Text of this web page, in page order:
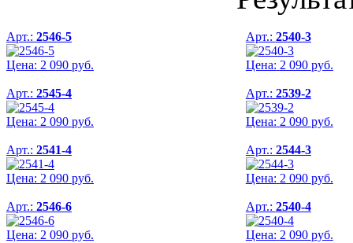
Арт.: 2546-5
Цена: 2 090 руб.
Арт.: 2540-3
Цена: 2 090 руб.
Арт.: 2545-4
Цена: 2 090 руб.
Арт.: 2539-2
Цена: 2 090 руб.
Арт.: 2541-4
Цена: 2 090 руб.
Арт.: 2544-3
Цена: 2 090 руб.
Арт.: 2546-6
Цена: 2 090 руб.
Арт.: 2540-4
Цена: 2 090 руб.